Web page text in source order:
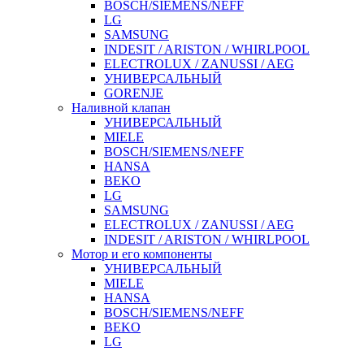
BOSCH/SIEMENS/NEFF
LG
SAMSUNG
INDESIT / ARISTON / WHIRLPOOL
ELECTROLUX / ZANUSSI / AEG
УНИВЕРСАЛЬНЫЙ
GORENJE
Наливной клапан
УНИВЕРСАЛЬНЫЙ
MIELE
BOSCH/SIEMENS/NEFF
HANSA
BEKO
LG
SAMSUNG
ELECTROLUX / ZANUSSI / AEG
INDESIT / ARISTON / WHIRLPOOL
Мотор и его компоненты
УНИВЕРСАЛЬНЫЙ
MIELE
HANSA
BOSCH/SIEMENS/NEFF
BEKO
LG